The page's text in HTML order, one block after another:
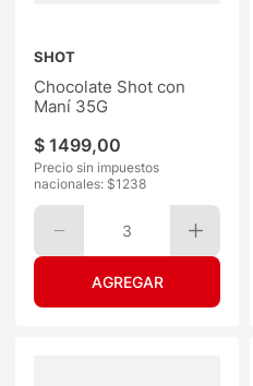
SHOT
Chocolate Shot con
Maní 35G
$ 1499,00
Precio sin impuestos
nacionales: $1238
3